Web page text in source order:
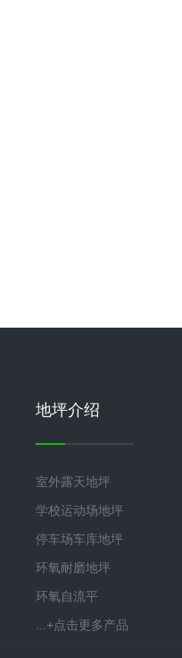
地坪介绍
室外露天地坪
学校运动场地坪
停车场车库地坪
环氧耐磨地坪
环氧自流平
...+点击更多产品